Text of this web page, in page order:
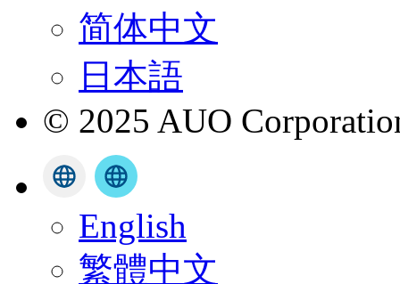
简体中文
日本語
© 2025 AUO
English
繁體中文